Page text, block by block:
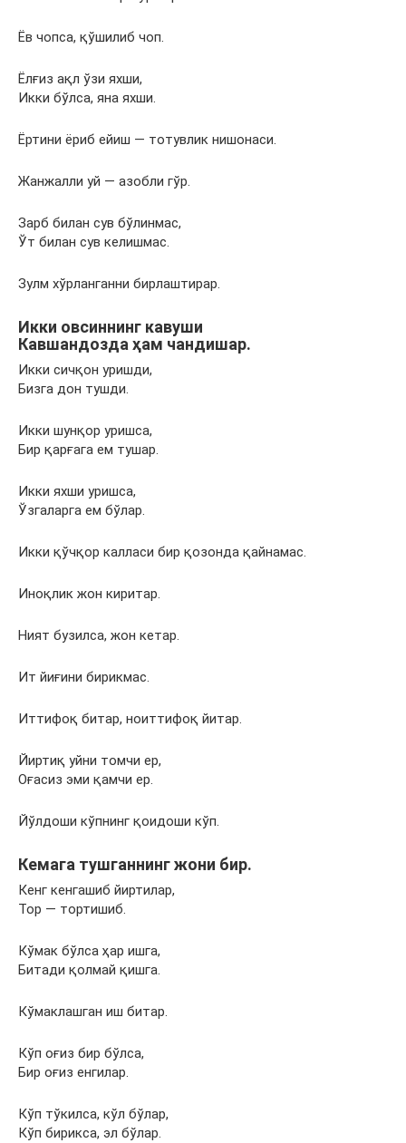
Ёв чопса, қўшилиб чоп.
Ёлғиз ақл ўзи яхши,
Икки бўлса, яна яхши.
Ёртини ёриб ейиш — тотувлик нишонаси.
Жанжалли уй — азобли гўр.
Зарб билан сув бўлинмас,
Ўт билан сув келишмас.
Зулм хўрланганни бирлаштирар.
Икки овсиннинг кавуши
Кавшандозда ҳам чандишар.
Икки сичқон уришди,
Бизга дон тушди.
Икки шунқор уришса,
Бир қарғага ем тушар.
Икки яхши уришса,
Ўзгаларга ем бўлар.
Икки қўчқор калласи бир қозонда қайнамас.
Иноқлик жон киритар.
Ният бузилса, жон кетар.
Ит йиғини бирикмас.
Иттифоқ битар, ноиттифоқ йитар.
Йиртиқ уйни томчи ер,
Оғасиз эми қамчи ер.
Йўлдоши кўпнинг қоидоши кўп.
Кемага тушганнинг жони бир.
Кенг кенгашиб йиртилар,
Тор — тортишиб.
Кўмак бўлса ҳар ишга,
Битади қолмай қишга.
Кўмаклашган иш битар.
Кўп оғиз бир бўлса,
Бир оғиз енгилар.
Кўп тўкилса, кўл бўлар,
Кўп бирикса, эл бўлар.